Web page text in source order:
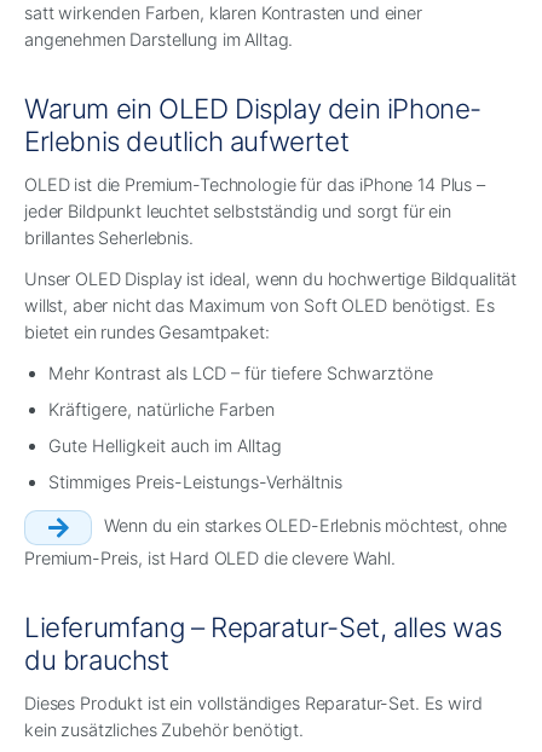
satt wirkenden Farben, klaren Kontrasten und einer
angenehmen Darstellung im Alltag.
Warum ein OLED Display dein iPhone-
Erlebnis deutlich aufwertet
OLED ist die Premium-Technologie für das iPhone 14 Plus –
jeder Bildpunkt leuchtet selbstständig und sorgt für ein
brillantes Seherlebnis.
Unser OLED Display ist ideal, wenn du hochwertige Bildqualität
willst, aber nicht das Maximum von Soft OLED benötigst. Es
bietet ein rundes Gesamtpaket:
Mehr Kontrast als LCD – für tiefere Schwarztöne
Kräftigere, natürliche Farben
Gute Helligkeit auch im Alltag
Stimmiges Preis-Leistungs-Verhältnis
Wenn du ein starkes OLED-Erlebnis möchtest, ohne
Premium-Preis, ist Hard OLED die clevere Wahl.
Lieferumfang – Reparatur-Set, alles was
du brauchst
Dieses Produkt ist ein vollständiges Reparatur-Set. Es wird
kein zusätzliches Zubehör benötigt.